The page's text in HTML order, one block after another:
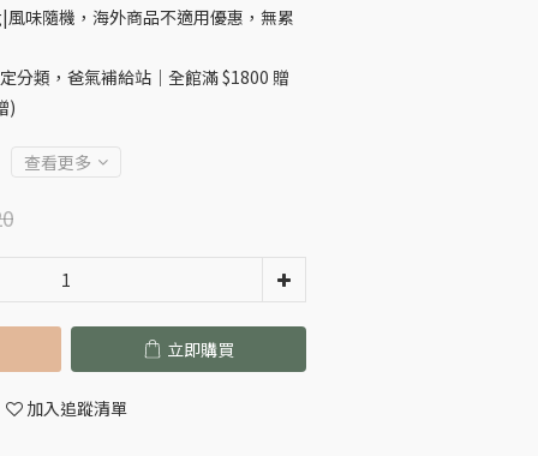
味隨機，海外商品不適用優惠，無累
分類，爸氣補給站｜全館滿 $1800 贈
)
查看更多
立即購買
加入追蹤清單